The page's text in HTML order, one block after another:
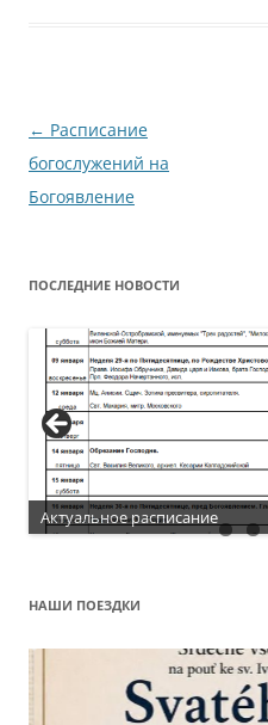
Навигация
по
записям
← Расписание
богослужений на
Богоявление
ПОСЛЕДНИЕ НОВОСТИ
Актуальное расписание
НАШИ ПОЕЗДКИ